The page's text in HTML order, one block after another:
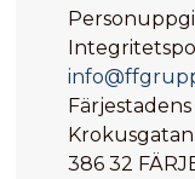
Krokusgatan
386 32